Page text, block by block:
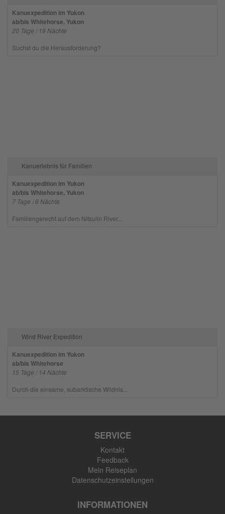
Kanuexpedition im Yukon
ab/bis Whitehorse, Yukon
20 Tage / 19 Nächte
Suchst du die Herausforderung?
Kanuerlebnis für Familien
Kanuexpedition im Yukon
ab/bis Whitehorse, Yukon
7 Tage / 6 Nächte
Familiengerecht auf dem Nitsulin River...
Wind River Expedition
Kanuexpedition im Yukon
ab/bis Whitehorse
15 Tage / 14 Nächte
Durch die einsame, subarktische Wildnis...
SERVICE
Kontakt
Feedback
Mein Reiseplan
Datenschutzeinstellungen
INFORMATIONEN